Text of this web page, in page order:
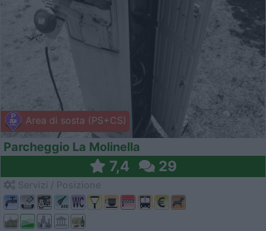
Area di sosta (PS+CS)
Parcheggio La Molinella
7,4 29